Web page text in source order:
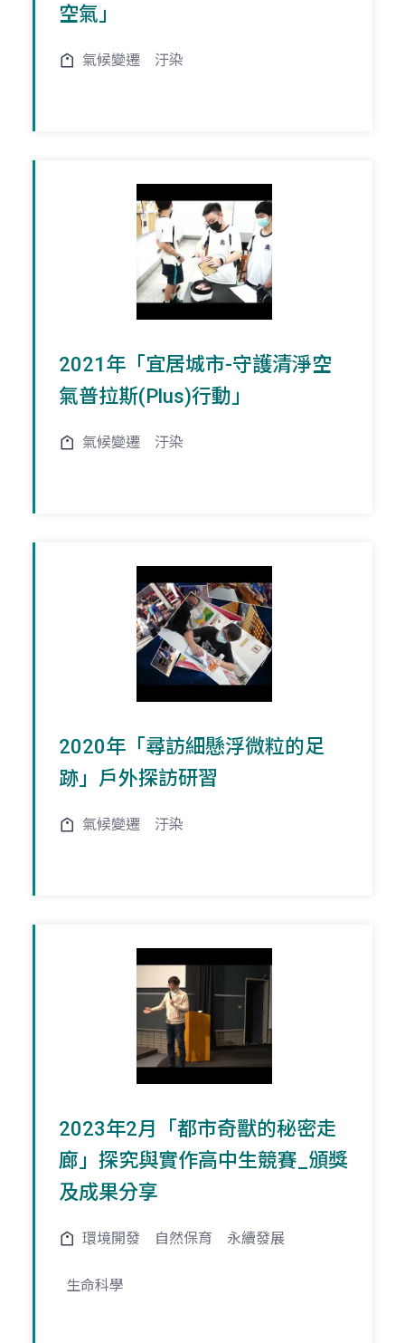
空氣」
氣候變遷 汙染
2021年「宜居城市-守護清淨空
氣普拉斯(Plus)行動」
氣候變遷 汙染
2020年「尋訪細懸浮微粒的足
跡」戶外探訪研習
氣候變遷 汙染
2023年2月「都市奇獸的秘密走
廊」探究與實作高中生競賽_頒獎
及成果分享
環境開發 自然保育 永續發展
生命科學